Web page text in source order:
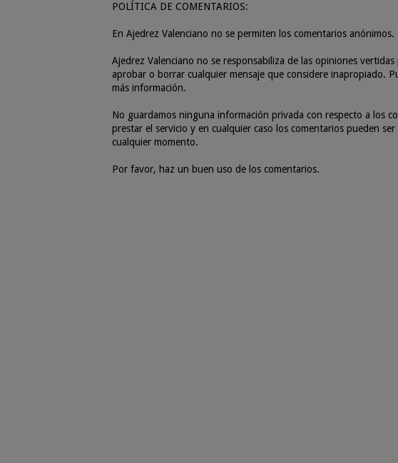
POLÍTICA DE COMENTARIOS:
En Ajedrez Valenciano no se permiten los comentarios anónimos.
Ajedrez Valenciano no se responsabiliza de las opiniones
aprobar o borrar cualquier mensaje que considere inapropiado.
más información.
No guardamos ninguna información privada con respecto a los
prestar el servicio y en cualquier caso los comentarios pueden
cualquier momento.
Por favor, haz un buen uso de los comentarios.